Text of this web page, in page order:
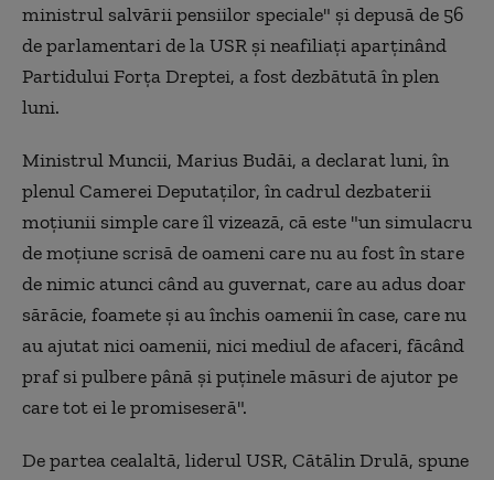
ministrul salvării pensiilor speciale" şi depusă de 56
de parlamentari de la USR şi neafiliaţi aparţinând
Partidului Forţa Dreptei, a fost dezbătută în plen
luni.
Ministrul Muncii, Marius Budăi, a declarat luni, în
plenul Camerei Deputaţilor, în cadrul dezbaterii
moţiunii simple care îl vizează, că este "un simulacru
de moţiune scrisă de oameni care nu au fost în stare
de nimic atunci când au guvernat, care au adus doar
sărăcie, foamete şi au închis oamenii în case, care nu
au ajutat nici oamenii, nici mediul de afaceri, făcând
praf si pulbere până şi puţinele măsuri de ajutor pe
care tot ei le promiseseră".
De partea cealaltă, liderul USR, Cătălin Drulă, spune